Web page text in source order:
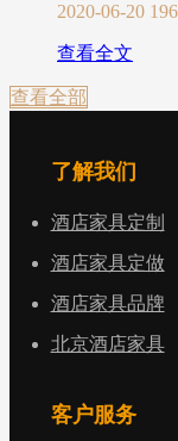
2020-06-20
查看全文
查看全部
了解我们
酒店家具定制
酒店家具定做
酒店家具品牌
北京酒店家具
客户服务